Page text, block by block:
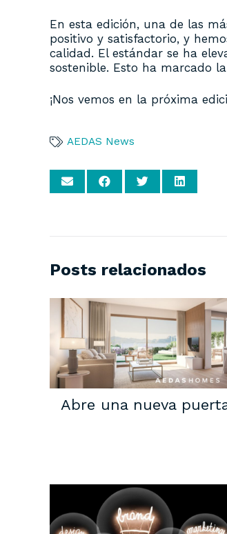
En esta edición, una de las
positivo y satisfactorio, y
calidad. El estándar se ha
sostenible. Esto ha marcado
¡Nos vemos en la próxima
AEDAS News
Posts relacionados
Abre una nueva